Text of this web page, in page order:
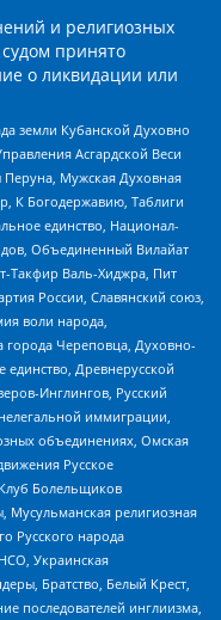
и религиозных
принято
о ликвидации или
земли Кубанской Духовно
Асгардской Веси
Мужская Духовная
К Богодержавию, Таблиги
единство, Национал-
Объединенный Вилайат
Такфир Валь-Хиджра, Пит
России, Славянский союз,
воли народа,
города Череповца, Духовно-
единство, Древнерусской
Инглингов, Русский
иммиграции,
объединениях, Омская
Русское
Болельщиков
религиозная
Русского народа
Украинская
Братство, Белый Крест,
последователей инглиизма,